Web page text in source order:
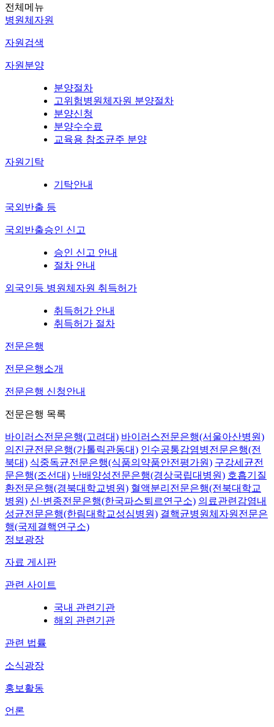
전체메뉴
병원체자원
자원검색
자원분양
분양절차
고위험병원체자원 분양절차
분양신청
분양수수료
교육용 참조균주 분양
자원기탁
기탁안내
국외반출 등
국외반출승인 신고
승인 신고 안내
절차 안내
외국인등 병원체자원 취득허가
취득허가 안내
취득허가 절차
전문은행
전문은행소개
전문은행 신청안내
전문은행 목록
바이러스전문은행(고려대) 바이러스전문은행(서울아산병원)
의진균전문은행(가톨릭관동대) 인수공통감염병전문은행(전
북대) 식중독균전문은행(식품의약품안전평가원) 구강세균전
문은행(조선대) 난배양성전문은행(경상국립대병원) 호흡기질
환전문은행(경북대학교병원) 혈액분리전문은행(전북대학교
병원) 신·변종전문은행(한국파스퇴르연구소) 의료관련감염내
성균전문은행(한림대학교성심병원) 결핵균병원체자원전문은
행(국제결핵연구소)
정보광장
자료 게시판
관련 사이트
국내 관련기관
해외 관련기관
관련 법률
소식광장
홍보활동
언론